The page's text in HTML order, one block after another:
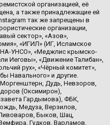
организацией, её
а также принадлежащие ей
так же запрещены в
организации,
сектор», «Азов»,
«ИГИЛ» (ИГ, Исламское
УНСО», «Меджлис крымско-
Иеговы», «Движение Талибан»,
рух», «Чёрный комитет»,
Навального» и другие.
Дудь, Невзоров,
(Оксимирон),
Гардымова), ФБК,
Медуза, Верзилов,
Быков, Шац,
Гудков, Варламов,